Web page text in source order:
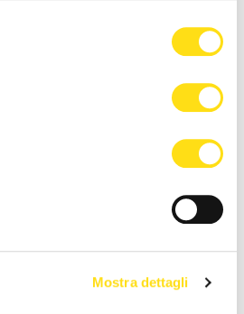
Mostra dettagli
soccorritori nel mirino: “Ogni
anno migliaia di [...]